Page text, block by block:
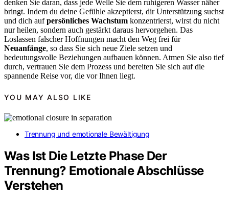
denken Sie daran, dass jede Welle Sie dem ruhigeren Wasser näher
bringt. Indem du deine Gefühle akzeptierst, dir Unterstützung suchst
und dich aufpersönliches Wachstum konzentrierst, wirst du nicht
nur heilen, sondern auch gestärkt daraus hervorgehen. Das
Loslassen falscher Hoffnungen macht den Weg frei für
Neuanfänge, so dass Sie sich neue Ziele setzen und
bedeutungsvolle Beziehungen aufbauen können. Atmen Sie also tief
durch, vertrauen Sie dem Prozess und bereiten Sie sich auf die
spannende Reise vor, die vor Ihnen liegt.
YOU MAY ALSO LIKE
Trennung und emotionale Bewältigung
Was Ist Die Letzte Phase Der
Trennung? Emotionale Abschlüsse
Verstehen